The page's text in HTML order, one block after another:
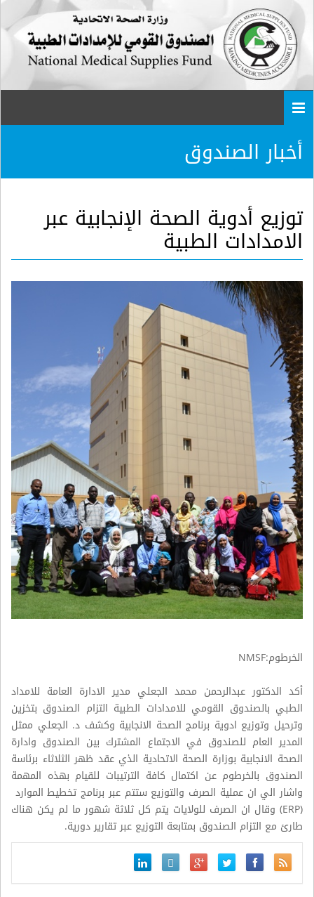
أخبار الصندوق
توزيع أدوية الصحة الإنجابية عبر
الامدادات الطبية
الخرطوم:NMSF
أكد الدكتور عبدالرحمن محمد الجعلي مدير الادارة العامة للامداد
الطبي بالصندوق القومي للامدادات الطبية التزام الصندوق بتخزين
وترحيل وتوزيع ادوية برنامج الصحة الانجابية وكشف د. الجعلي ممثل
المدير العام للصندوق في الاجتماع المشترك بين الصندوق وادارة
الصحة الانجابية بوزارة الصحة الاتحادية الذي عقد ظهر الثلاثاء برئاسة
الصندوق بالخرطوم عن اكتمال كافة الترتيبات للقيام بهذه المهمة
واشار الي ان عملية الصرف والتوزيع ستتم عبر برنامج تخطيط الموارد
(ERP) وقال ان الصرف للولايات يتم كل ثلاثة شهور ما لم يكن هناك
طارئ مع التزام الصندوق بمتابعة التوزيع عبر تقارير دورية.